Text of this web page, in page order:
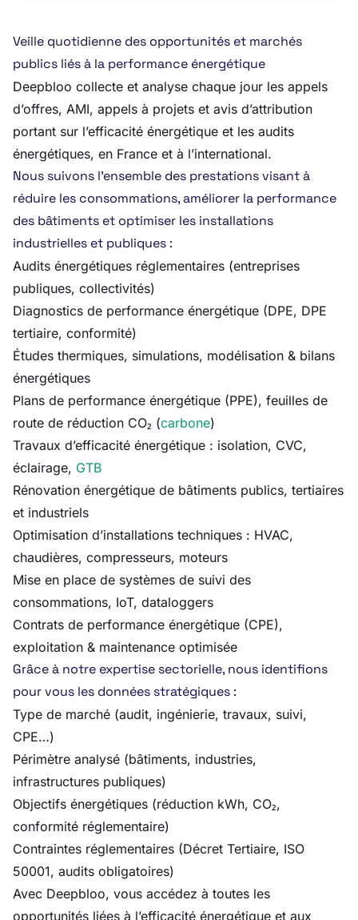
Veille quotidienne des opportunités et marchés
publics liés à la performance énergétique
Deepbloo collecte et analyse chaque jour les appels
d’offres, AMI, appels à projets et avis d’attribution
portant sur l’efficacité énergétique et les audits
énergétiques, en France et à l’international.
Nous suivons l’ensemble des prestations visant à
réduire les consommations, améliorer la performance
des bâtiments et optimiser les installations
industrielles et publiques :
Audits énergétiques réglementaires (entreprises
publiques, collectivités)
Diagnostics de performance énergétique (DPE, DPE
tertiaire, conformité)
Études thermiques, simulations, modélisation & bilans
énergétiques
Plans de performance énergétique (PPE), feuilles de
route de réduction CO₂ (carbone)
Travaux d’efficacité énergétique : isolation, CVC,
éclairage, GTB
Rénovation énergétique de bâtiments publics, tertiaires
et industriels
Optimisation d’installations techniques : HVAC,
chaudières, compresseurs, moteurs
Mise en place de systèmes de suivi des
consommations, IoT, dataloggers
Contrats de performance énergétique (CPE),
exploitation & maintenance optimisée
Grâce à notre expertise sectorielle, nous identifions
pour vous les données stratégiques :
Type de marché (audit, ingénierie, travaux, suivi,
CPE…)
Périmètre analysé (bâtiments, industries,
infrastructures publiques)
Objectifs énergétiques (réduction kWh, CO₂,
conformité réglementaire)
Contraintes réglementaires (Décret Tertiaire, ISO
50001, audits obligatoires)
Avec Deepbloo, vous accédez à toutes les
opportunités liées à l’efficacité énergétique et aux